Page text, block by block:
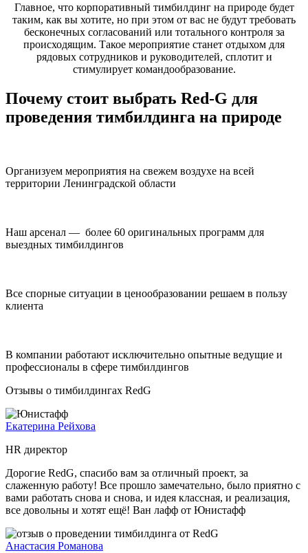
Главное, что корпоративный тимбилдинг на природебудет
таким, как вы хотите, но при этом от вас не будут требовать
бесконечных согласований или тотального контроля за
происходящим. Такое мероприятие станет отдыхом для
рядовых сотрудников и руководителей, сплотит и
стимулирует командообразование.
Почему стоит выбрать Red-G для
проведения тимбилдинга на природе
Организуем мероприятия на свежем воздухе на всей
территории Ленинградской области
Наш арсенал — более 60 оригинальных программ для
выездных тимбилдингов
Все спорные ситуации в ценообразовании решаем в пользу
клиента
В компании работают исключительно опытные ведущие и
профессионалы в сфере тимбилдингов
Отзывы о тимбилдингах RedG
Екатерина Рейхова
HR директор
Дорогие RedG, спасибо вам за отличный проект, за
слаженную работу! Все прошло замечательно, было приятно с
вами работать снова и снова, и идея классная, и реализация,
все довольны и хотят ещё! Ван лафф от Юнистафф
Анастасия Романова